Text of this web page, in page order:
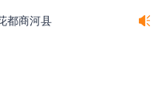
都商河县